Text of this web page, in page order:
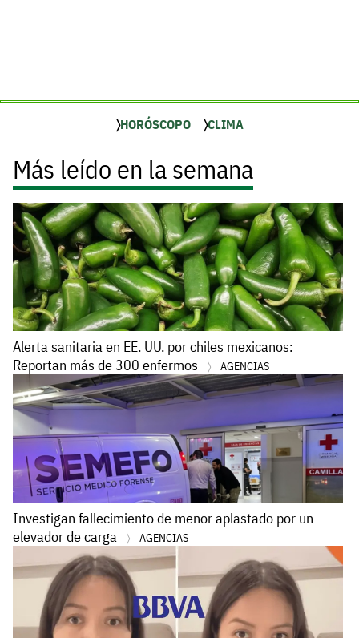
HORÓSCOPO CLIMA
Más leído en la semana
Alerta sanitaria en EE. UU. por chiles mexicanos:
Reportan más de 300 enfermos
AGENCIAS
Investigan fallecimiento de menor aplastado por un
elevador de carga
AGENCIAS